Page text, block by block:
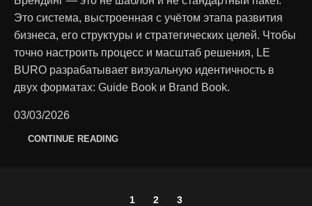
Это система, выстроенная с учётом этапа развития
бизнеса, его структуры и стратегических целей. Чтобы
точно настроить процесс и масштаб решения, LE
BURO разрабатывает визуальную идентичность в
двух форматах: Guide Book и Brand Book.
03/03/2026
CONTINUE READING
1 2 3